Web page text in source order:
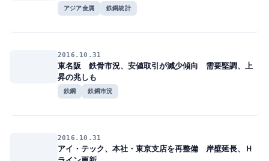
アジア金属 鉄鋼統計
2016.10.31
東名阪 鉄骨市況、安値取引が減少傾向 需要堅調、上
昇の兆しも
鉄鋼 鉄鋼市況
2016.10.31
アイ・テック、本社・東京支店を再整備 岸壁延長、Ｈ